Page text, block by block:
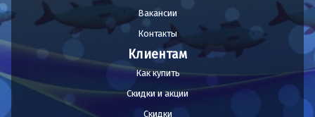
Вакансии
Контакты
Клиентам
Как купить
Скидки и акции
Скидки